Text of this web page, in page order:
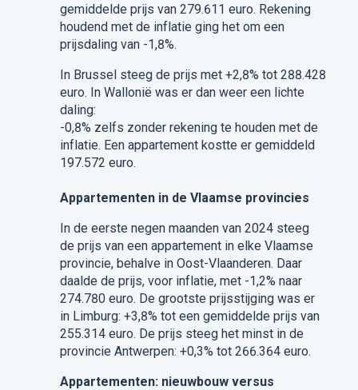
gemiddelde prijs van 279.611 euro. Rekening
houdend met de inflatie ging het om een
prijsdaling van -1,8%.
In Brussel steeg de prijs met +2,8% tot 288.428
euro. In Wallonië was er dan weer een lichte
daling:
-0,8% zelfs zonder rekening te houden met de
inflatie. Een appartement kostte er gemiddeld
197.572 euro.
Appartementen in de Vlaamse provincies
In de eerste negen maanden van 2024 steeg
de prijs van een appartement in elke Vlaamse
provincie, behalve in Oost-Vlaanderen. Daar
daalde de prijs, voor inflatie, met -1,2% naar
274.780 euro. De grootste prijsstijging was er
in Limburg: +3,8% tot een gemiddelde prijs van
255.314 euro. De prijs steeg het minst in de
provincie Antwerpen: +0,3% tot 266.364 euro.
Appartementen: nieuwbouw versus